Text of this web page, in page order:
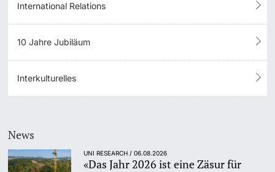
International Relations
10 Jahre Jubiläum
Interkulturelles
News
UNI RESEARCH / 06.08.2026
«Das Jahr 2026 ist eine Zäsur für